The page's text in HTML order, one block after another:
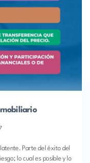
Parte del éxito del
lo cual es posible y lo